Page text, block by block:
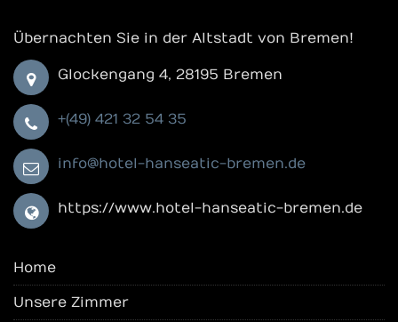
Übernachten Sie in der Altstadt von Bremen!
Glockengang 4, 28195 Bremen
+(49) 421 32 54 35
info@hotel-hanseatic-bremen.de
https://www.hotel-hanseatic-bremen.de
Home
Unsere Zimmer